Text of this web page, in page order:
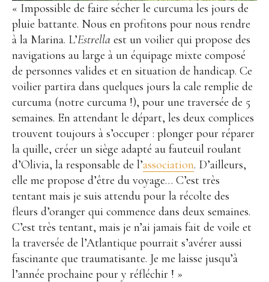
« Impossible de faire sécher le curcuma les jours de
pluie battante. Nous en profitons pour nous rendre
à la Marina. L’Estrella est un voilier qui propose des
navigations au large à un équipage mixte composé
de personnes valides et en situation de handicap. Ce
voilier partira dans quelques jours la cale remplie de
curcuma (notre curcuma !), pour une traversée de 5
semaines. En attendant le départ, les deux complices
trouvent toujours à s’occuper : plonger pour réparer
la quille, créer un siège adapté au fauteuil roulant
d’Olivia, la responsable de l’association. D’ailleurs,
elle me propose d’être du voyage… C’est très
tentant mais je suis attendu pour la récolte des
fleurs d’oranger qui commence dans deux semaines.
C’est très tentant, mais je n’ai jamais fait de voile et
la traversée de l’Atlantique pourrait s’avérer aussi
fascinante que traumatisante. Je me laisse jusqu’à
l’année prochaine pour y réfléchir ! »